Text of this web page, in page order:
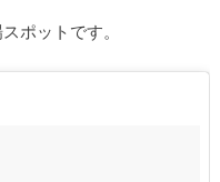
ポットです。